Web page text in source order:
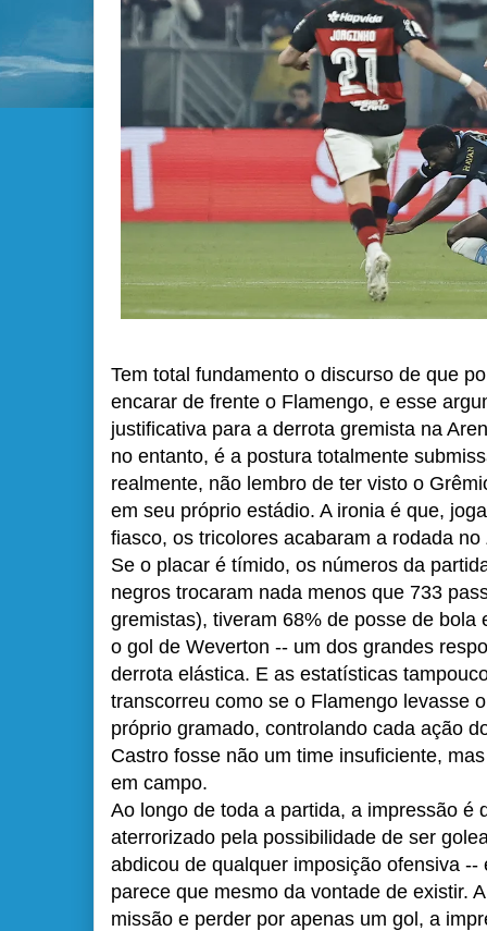
Tem total fundamento o discurso de que
encarar de frente o Flamengo, e esse
justificativa para a derrota gremista na
no entanto, é a postura totalmente
realmente, não lembro de ter visto o
em seu próprio estádio. A ironia é que,
fiasco, os tricolores acabaram a rodada no
Se o placar é tímido, os números da
negros trocaram nada menos que 733
gremistas), tiveram 68% de posse de bola
o gol de Weverton -- um dos grandes
derrota elástica. E as estatísticas
transcorreu como se o Flamengo levasse
próprio gramado, controlando cada ação
Castro fosse não um time insuficiente,
em campo.
Ao longo de toda a partida, a impressão é
aterrorizado pela possibilidade de ser
abdicou de qualquer imposição ofensiva
parece que mesmo da vontade de existir.
missão e perder por apenas um gol, a